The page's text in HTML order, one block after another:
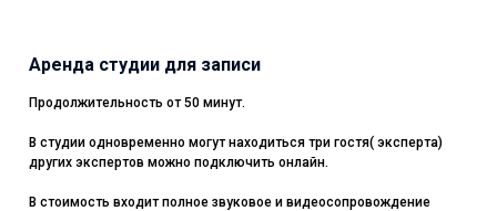
Аренда студии для записи
Продолжительность от 50 минут.
В студии одновременно могут находиться три гостя( эксперта)
других экспертов можно подключить онлайн.
В стоимость входит полное звуковое и видеосопровождение